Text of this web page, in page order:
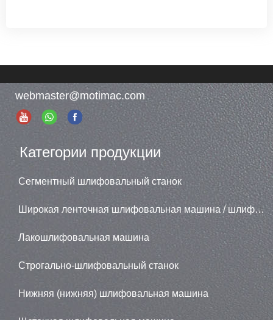
webmaster@motimac.com
Категории продукции
Сегментный шлифовальный станок
Широкая ленточная шлифовальная машина / шлифовальная машина
Лакошлифовальная машина
Строгально-шлифовальный станок
Нижняя (нижняя) шлифовальная машина